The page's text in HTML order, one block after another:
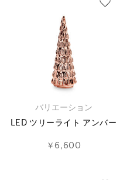
バリエーション
LED ツリーライト アンバー
￥6,600